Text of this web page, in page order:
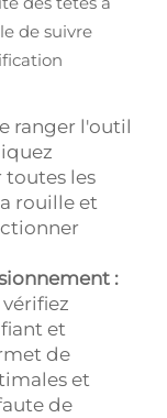
de suivre
ranger l'outil
les
rouille et
:
et
de
et
de